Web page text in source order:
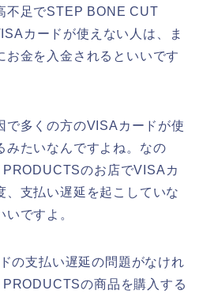
不足でSTEP BONE CUT
カードが使えない人は、ま
お金を入金されるといいです
で多くの方のVISAカードが使
みたいなんですよね。なの
のお店でVISAカ
、支払い遅延を起こしていな
ですよ。
の支払い遅延の問題がなけれ
の商品を購入する